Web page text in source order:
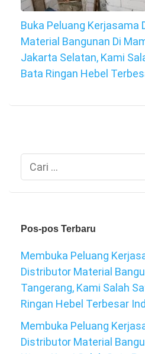
Buka Peluang Kerjasama
Material Bangunan Di
Jakarta Selatan, Kami
Bata Ringan Hebel
Cari
untuk:
Pos-pos Terbaru
Membuka Peluang
Distributor Material
Tangerang, Kami Salah
Ringan Hebel Terbesar
Membuka Peluang
Distributor Material